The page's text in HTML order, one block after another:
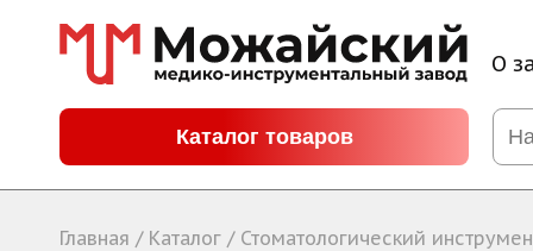
О
Каталог товаров
Главная / Каталог / Стоматологический